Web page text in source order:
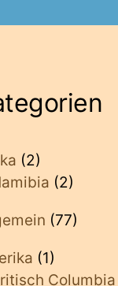
(2)
(2)
(77)
(1)
Columbia